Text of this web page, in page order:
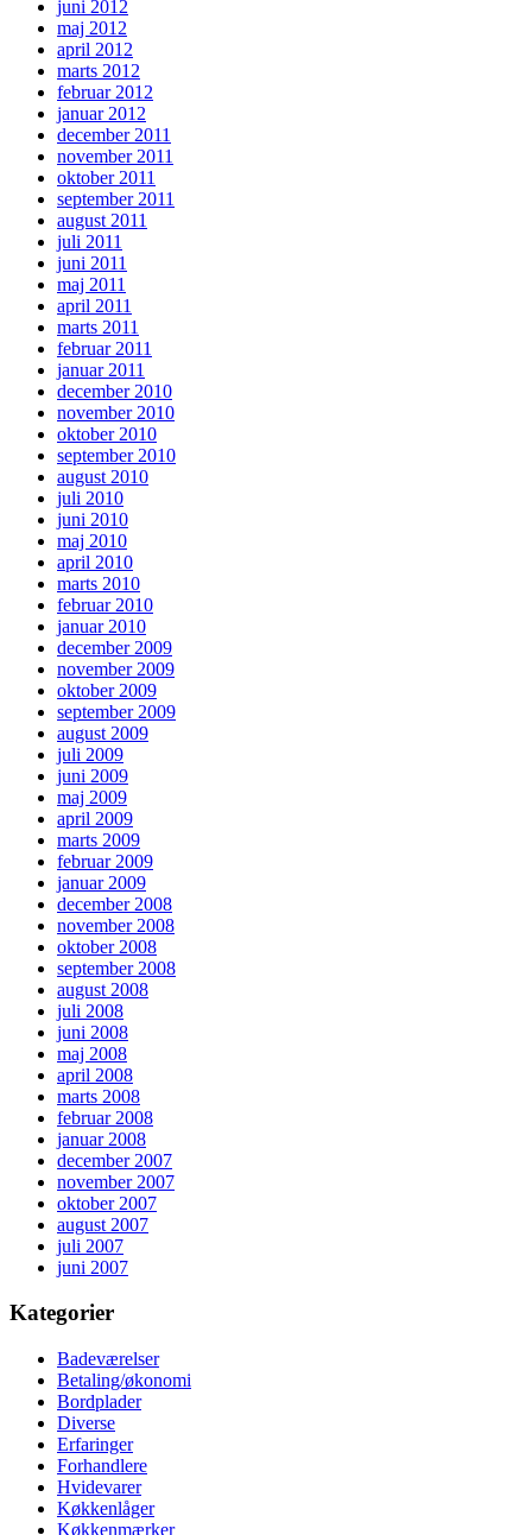
juni 2012
maj 2012
april 2012
marts 2012
februar 2012
januar 2012
december 2011
november 2011
oktober 2011
september 2011
august 2011
juli 2011
juni 2011
maj 2011
april 2011
marts 2011
februar 2011
januar 2011
december 2010
november 2010
oktober 2010
september 2010
august 2010
juli 2010
juni 2010
maj 2010
april 2010
marts 2010
februar 2010
januar 2010
december 2009
november 2009
oktober 2009
september 2009
august 2009
juli 2009
juni 2009
maj 2009
april 2009
marts 2009
februar 2009
januar 2009
december 2008
november 2008
oktober 2008
september 2008
august 2008
juli 2008
juni 2008
maj 2008
april 2008
marts 2008
februar 2008
januar 2008
december 2007
november 2007
oktober 2007
august 2007
juli 2007
juni 2007
Kategorier
Badeværelser
Betaling/økonomi
Bordplader
Diverse
Erfaringer
Forhandlere
Hvidevarer
Køkkenlåger
Køkkenmærker